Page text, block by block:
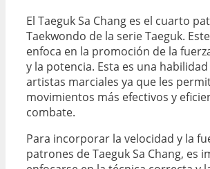
El Taeguk Sa Chang es el cuarto
Taekwondo de la serie Taeguk.
enfoca en la promoción de la
y la potencia. Esta es una
artistas marciales ya que les
movimientos más efectivos y
combate.
Para incorporar la velocidad y la
patrones de Taeguk Sa Chang, es